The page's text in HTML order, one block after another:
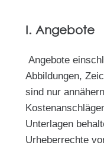
I. Angebote
Angebote
Abbildungen,
sind nur
Unterlagen
Urheberrechte